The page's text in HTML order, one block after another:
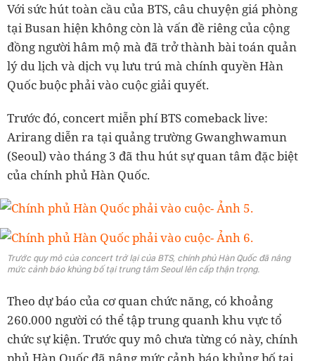
Với sức hút toàn cầu của BTS, câu chuyện giá phòng
tại Busan hiện không còn là vấn đề riêng của cộng
đồng người hâm mộ mà đã trở thành bài toán quản
lý du lịch và dịch vụ lưu trú mà chính quyền Hàn
Quốc buộc phải vào cuộc giải quyết.
Trước đó, concert miễn phí BTS comeback live:
Arirang diễn ra tại quảng trường Gwanghwamun
(Seoul) vào tháng 3 đã thu hút sự quan tâm đặc biệt
của chính phủ Hàn Quốc.
Trước quy mô của concert trở lại của BTS, chính phủ Hàn Quốc đã nâng
mức cảnh báo khủng bố tại trung tâm Seoul lên cấp thận trọng.
Theo dự báo của cơ quan chức năng, có khoảng
260.000 người có thể tập trung quanh khu vực tổ
chức sự kiện. Trước quy mô chưa từng có này, chính